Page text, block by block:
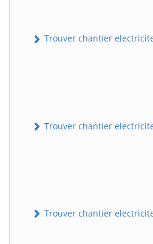
Trouver chantier
Trouver chantier
Trouver chantier